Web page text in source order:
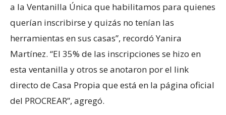
a la Ventanilla Única que habilitamos para quienes
querían inscribirse y quizás no tenían las
herramientas en sus casas”, recordó Yanira
Martínez. “El 35% de las inscripciones se hizo en
esta ventanilla y otros se anotaron por el link
directo de Casa Propia que está en la página oficial
del PROCREAR”, agregó.